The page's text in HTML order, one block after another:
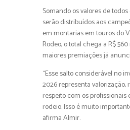
Somando os valores de
serão distribuídos aos
em montarias em touros do
Rodeo, o total chega a R$
maiores premiações já
“Esse salto considerável no
2026 representa
respeito com os
rodeio. Isso é muito
afirma Almir.